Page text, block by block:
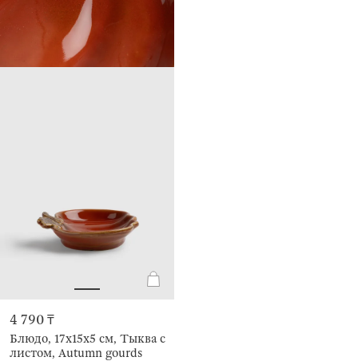
4 790 ₸
Блюдо, 17х15х5 см, Тыква с
листом, Autumn gourds